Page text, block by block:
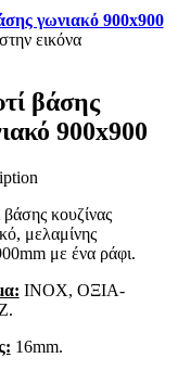
γωνιακό 900x900
εικόνα
βάσης
900x900
κουζίνας
μελαμίνης
με ένα ράφι.
INOX, ΟΞΙΑ-
16mm.